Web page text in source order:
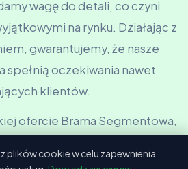
wagę do detali, co czyni
na rynku. Działając z
gwarantujemy, że nasze
spełnią oczekiwania nawet
klientów.
ofercie Brama Segmentowa,
jakości. Profesjonalny zespół i
plików cookie w celu zapewnienia